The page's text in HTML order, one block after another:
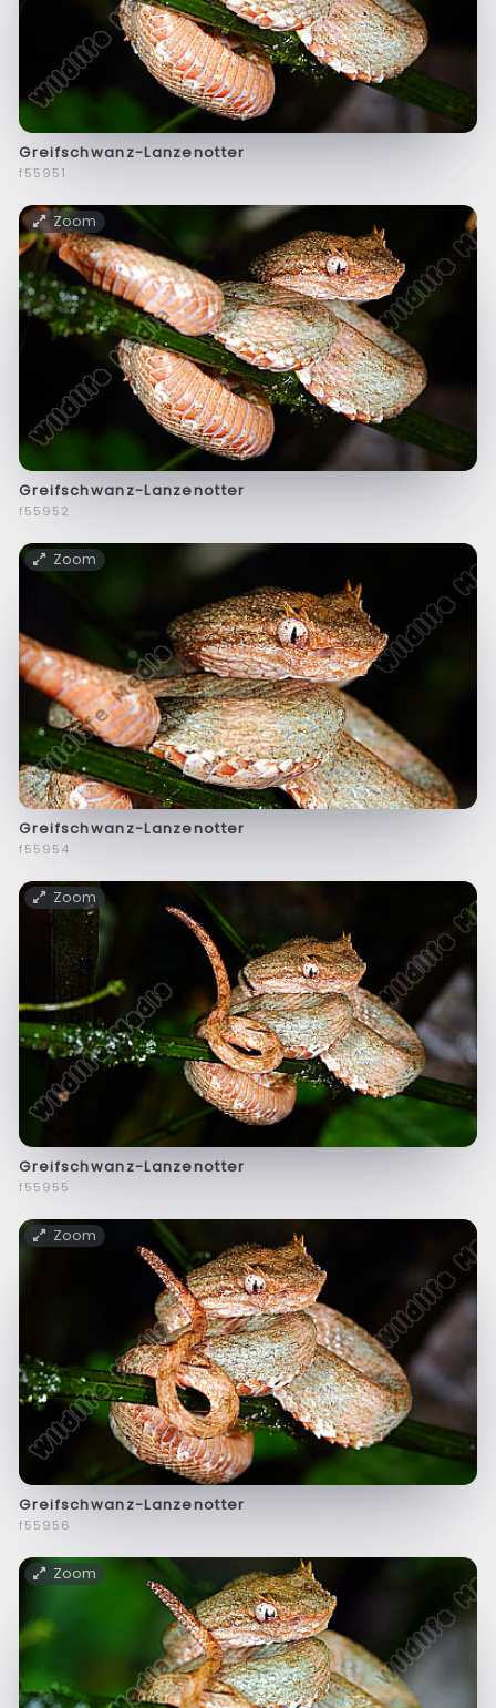
Greifschwanz-Lanzenotter
f55951
Zoom
Greifschwanz-Lanzenotter
f55952
Zoom
Greifschwanz-Lanzenotter
f55954
Zoom
Greifschwanz-Lanzenotter
f55955
Zoom
Greifschwanz-Lanzenotter
f55956
Zoom